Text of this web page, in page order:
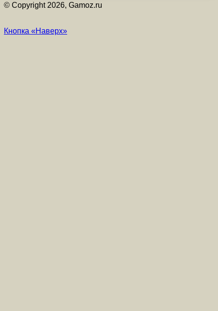
© Copyright 2026, Gamoz.ru
Кнопка «Наверх»